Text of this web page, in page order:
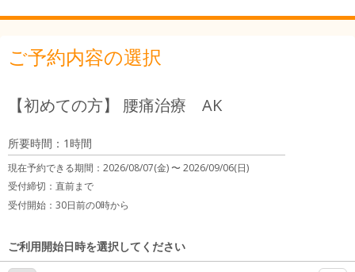
ご予約内容の選択
【初めての方】 腰痛治療 AK
所要時間：1時間
現在予約できる期間： 2026/08/07(金) 〜2026/09/06(日)
受付締切： 直前まで
受付開始： 30日前の0時から
ご利用開始日時を選択してください